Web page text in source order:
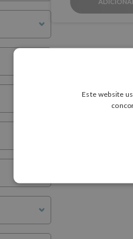
Este website